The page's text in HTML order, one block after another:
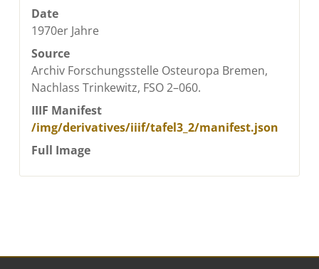
Date
1970er Jahre
Source
Archiv Forschungsstelle Osteuropa Bremen,
Nachlass Trinkewitz, FSO 2–060.
IIIF Manifest
/img/derivatives/iiif/tafel3_2/manifest.json
Full Image